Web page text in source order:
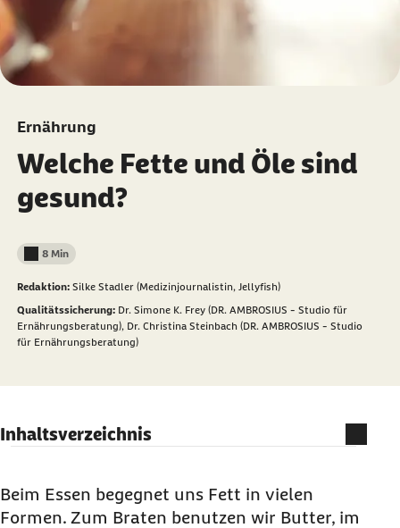
Ernährung
Welche Fette und Öle sind
gesund?
Lesedauer weniger als
8 Min
Redaktion: Silke Stadler (Medizinjournalistin, Jellyfish)
Qualitätssicherung: Dr. Simone K. Frey (DR. AMBROSIUS - Studio für
Ernährungsberatung), Dr. Christina Steinbach (DR. AMBROSIUS - Studio
für Ernährungsberatung)
Inhaltsverzeichnis
wichtig?
Gibt es gesunde und ungesunde Fette?
Beim Essen begegnet uns Fett in vielen
Formen. Zum Braten benutzen wir Butter, im